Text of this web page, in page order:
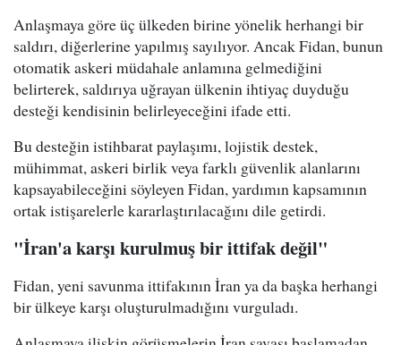
Anlaşmaya göre üç ülkeden birine yönelik herhangi bir
saldırı, diğerlerine yapılmış sayılıyor. Ancak Fidan, bunun
otomatik askeri müdahale anlamına gelmediğini
belirterek, saldırıya uğrayan ülkenin ihtiyaç duyduğu
desteği kendisinin belirleyeceğini ifade etti.
Bu desteğin istihbarat paylaşımı, lojistik destek,
mühimmat, askeri birlik veya farklı güvenlik alanlarını
kapsayabileceğini söyleyen Fidan, yardımın kapsamının
ortak istişarelerle kararlaştırılacağını dile getirdi.
"İran'a karşı kurulmuş bir ittifak değil"
Fidan, yeni savunma ittifakının İran ya da başka herhangi
bir ülkeye karşı oluşturulmadığını vurguladı.